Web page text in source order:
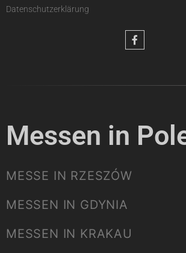
Datenschutzerklärung
Messen in
MESSE IN RZESZÓW
MESSEN IN GDYNIA
MESSEN IN KRAKAU